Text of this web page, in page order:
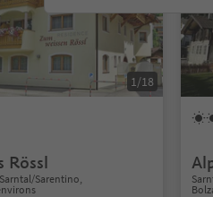
1/18
Rössl
Sarentino,